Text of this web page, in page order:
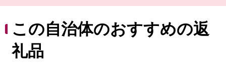
す。 畜産の町でもあり、全国的にも評判な「宮崎牛」の
一大生産地。新鮮な野菜や果物の宝庫でもあり、霧島連
山の地中深くから湧き出す温泉は近隣では珍しい炭酸泉
をお楽しみいただけます。日本で初めて国立公園となっ
この自治体のおすすめの返
礼品